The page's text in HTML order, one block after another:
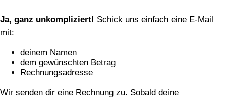
Ja, ganz unkompliziert! Schick uns einfach eine E‑Mail
mit:
deinem Namen
dem gewünschten Betrag
Rechnungsadresse
Wir senden dir eine Rechnung zu. Sobald deine